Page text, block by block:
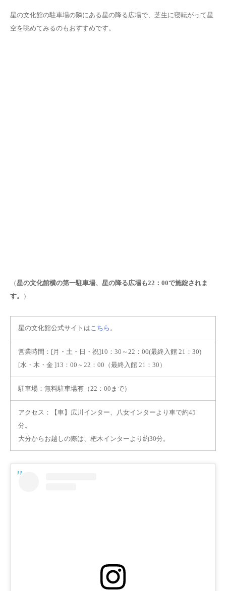
星の文化館の駐車場の隣にある星の降る広場で、芝生に寝転がって星
空を眺めてみるのもおすすめです。
（星の文化館横の第一駐車場、星の降る広場も22：00で施錠されま
す。
）
星の文化館公式サイトはこちら 。
営業時間：[月・土・日・祝]10：30～22：00(最終入館 21：30)
[水・木・金 ]13：00～22：00（最終入館 21：30）
駐車場：無料駐車場有（22：00まで）
アクセス：【車】広川インター、八女インターより車で約45
分。
大分からお越しの際は、杷木インターより約30分。